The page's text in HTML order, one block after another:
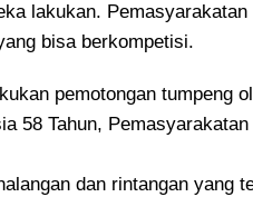
lakukan. Pemasyarakatan
bisa berkompetisi.
pemotongan tumpeng
58 Tahun, Pemasyarakatan
dan rintangan yang